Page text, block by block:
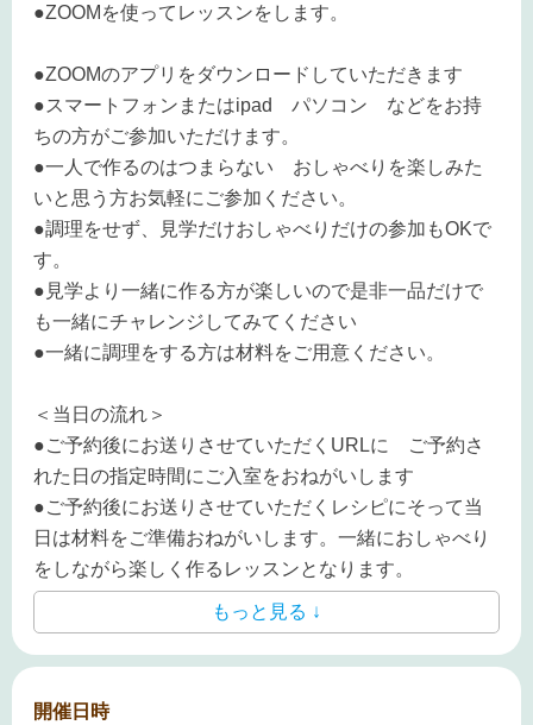
●ZOOMを使ってレッスンをします。
●ZOOMのアプリをダウンロードしていただきます
●スマートフォン またはipad パソコン などをお持
ちの方がご参加いただけます。
●一人で作るのはつまらない おしゃべりを楽しみた
いと思う方お気軽にご参加ください。
●調理をせず、見学だけおしゃべりだけの参加もOKで
す。
●見学より一緒に作る方が楽しいので是非一品だけで
も一緒にチャレンジしてみてください
●一緒に調理をする方は材料をご用意ください。
＜当日の流れ＞
●ご予約後にお送りさせていただくURLに ご予約さ
れた日の指定時間にご入室をおねがいします
●ご予約後にお送りさせていただくレシピにそって当
日は材料をご準備おねがいします。一緒におしゃべり
をしながら楽しく作るレッスンとなります。
もっと見る ↓
開催日時